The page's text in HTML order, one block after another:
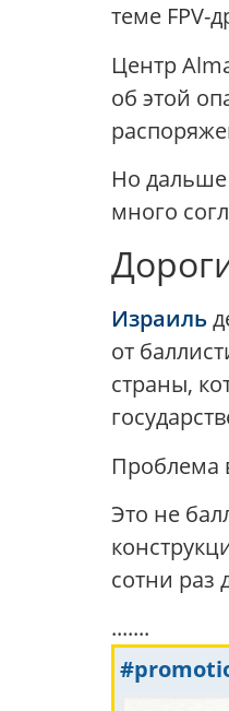
теме FPV-
Центр
об этой
Но
много
Израиль
от
страны,
Проблема
Это не
сотни раз
.......